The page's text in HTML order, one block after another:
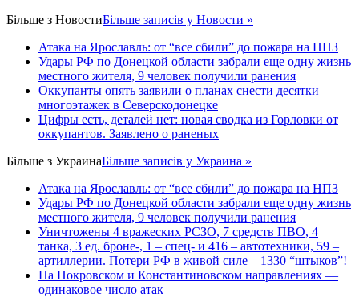
Більше з НовостиБільше записів у Новости »
Атака на Ярославль: от “все сбили” до пожара на НПЗ
Удары РФ по Донецкой области забрали еще одну жизнь
местного жителя, 9 человек получили ранения
Оккупанты опять заявили о планах снести десятки
многоэтажек в Северскодонецке
Цифры есть, деталей нет: новая сводка из Горловки от
оккупантов. Заявлено о раненых
Більше з УкраинаБільше записів у Украина »
Атака на Ярославль: от “все сбили” до пожара на НПЗ
Удары РФ по Донецкой области забрали еще одну жизнь
местного жителя, 9 человек получили ранения
Уничтожены 4 вражеских РСЗО, 7 средств ПВО, 4
танка, 3 ед. броне-, 1 – спец- и 416 – автотехники, 59 –
артиллерии. Потери РФ в живой силе – 1330 “штыков”!
На Покровском и Константиновском направлениях —
одинаковое число атак